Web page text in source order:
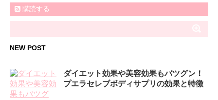
購読する
NEW POST
ダイエット効果や美容効果もバツグン！
プエラセレブボディサプリの効果と特徴